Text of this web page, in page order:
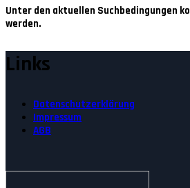
Unter den aktuellen Suchbedingungen
werden.
Links
Datenschutzerklärung
Impressum
AGB